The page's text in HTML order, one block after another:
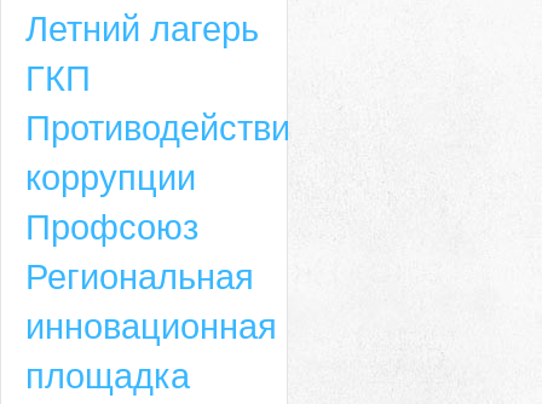
6-49, электронный адрес: aja_70@mail.ru
Летний лагерь
ГКП
Противодействие
коррупции
Профсоюз
Региональная
инновационная
площадка